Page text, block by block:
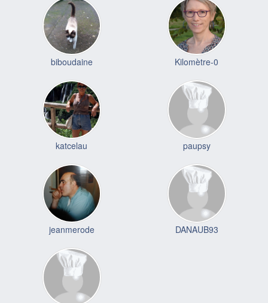
biboudaine Kilomètre-0
katcelau paupsy
jeanmerode DANAUB93